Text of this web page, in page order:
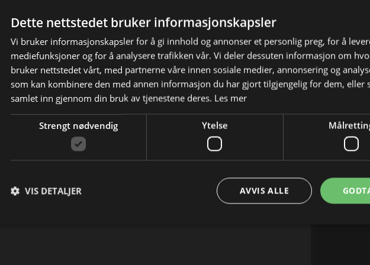
Golf
Dette nettstedet bruker informasjonskapsler
Vi bruker informasjonskapsler for å gi innhold og annonser et personlig preg, for å
mediefunksjoner og for å analysere trafikken vår. Vi deler dessuten informasjon om
bruker nettstedet vårt, med partnerne våre innen sosiale medier, annonsering og
som kan kombinere den med annen informasjon du har gjort tilgjengelig for dem, eller
samlet inn gjennom din bruk av tjenestene deres. Les mer
Strengt nødvendig Ytelse
AVVIS ALLE
VIS DETALJER